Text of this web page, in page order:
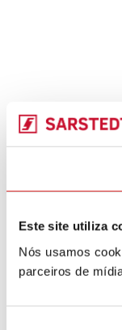
Este site utiliza
Nós usamos
parceiros de